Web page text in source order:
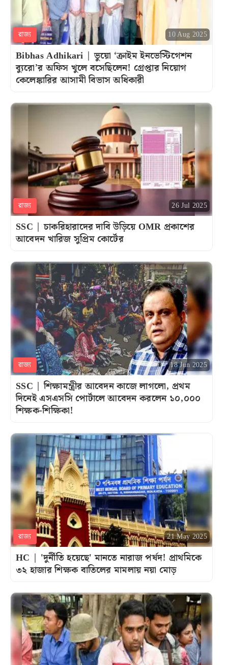
রাজ্য 10 Aug 2025
Bibhas Adhikari | ভুয়ো ‘ক্রাইম ইনভেস্টিগেশন
ব্যুরো’র অফিস খুলে বসেছিলেন! গ্রেপ্তার নিয়োগ
কেলেঙ্কারির আসামী বিভাস অধিকারী
রাজ্য 26 Jul 2025
SSC | চাকরিহারাদের দাবি উড়িয়ে OMR প্রকাশের
আবেদন খারিজ সুপ্রিম কোর্টের
রাজ্য 18 Jun 2025
SSC | শিক্ষামন্ত্রীর আবেদন কাজে লাগলো, প্রথম
দিনেই এসএসসি পোর্টালে আবেদন করলেন ১০,০০০
শিক্ষক-শিক্ষিকা!
রাজ্য 21 May 2025
HC | 'দুর্নীতি হয়েছে' মানতে নারাজ পর্ষদ! প্রাথমিকে
৩২ হাজার শিক্ষক বাতিলের মামলায় নয়া মোড়